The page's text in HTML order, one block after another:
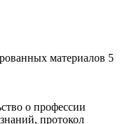
материалов 5
о профессии
протокол